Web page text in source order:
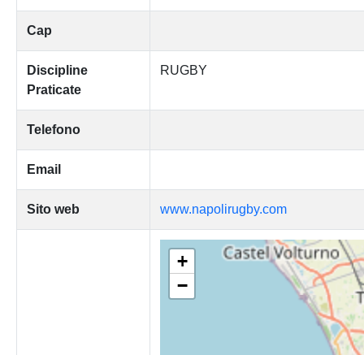
Cap
Discipline
Praticate
RUGBY
Telefono
Email
Sito web www.napolirugby.com
+
−